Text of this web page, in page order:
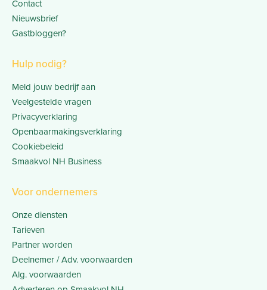
Contact
Nieuwsbrief
Gastbloggen?
Hulp nodig?
Meld jouw bedrijf aan
Veelgestelde vragen
Privacyverklaring
Openbaarmakingsverklaring
Cookiebeleid
Smaakvol NH Business
Voor ondernemers
Onze diensten
Tarieven
Partner worden
Deelnemer / Adv. voorwaarden
Alg. voorwaarden